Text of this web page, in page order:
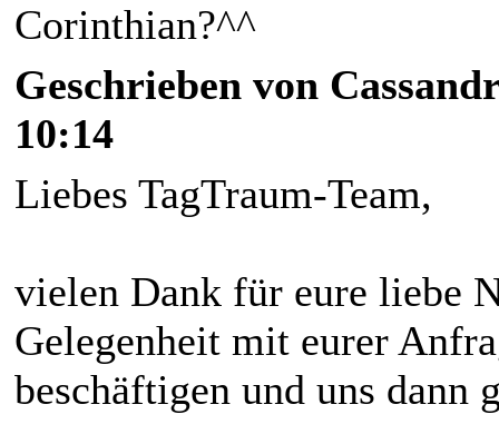
Corinthian?^^
Geschrieben von
10:14
Liebes TagTraum-Team,
vielen Dank für eure liebe
Gelegenheit mit eurer
beschäftigen und uns dann